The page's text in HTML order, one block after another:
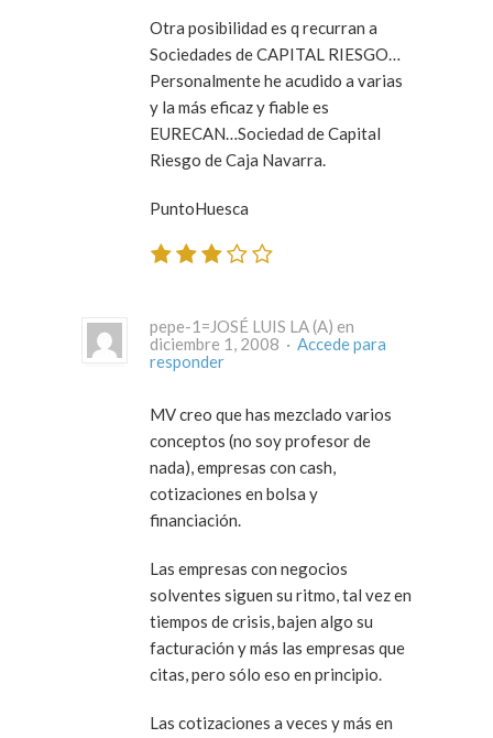
Otra posibilidad es q recurran a
Sociedades de CAPITAL RIESGO…
Personalmente he acudido a varias
y la más eficaz y fiable es
EURECAN…Sociedad de Capital
Riesgo de Caja Navarra.
PuntoHuesca
pepe-1=JOSÉ LUIS LA (A) en
diciembre 1, 2008 · Accede para
responder
MV creo que has mezclado varios
conceptos (no soy profesor de
nada), empresas con cash,
cotizaciones en bolsa y
financiación.
Las empresas con negocios
solventes siguen su ritmo, tal vez en
tiempos de crisis, bajen algo su
facturación y más las empresas que
citas, pero sólo eso en principio.
Las cotizaciones a veces y más en